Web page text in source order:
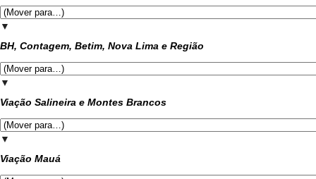
▼
BH, Contagem, Betim, Nova Lima e Região
▼
Viação Salineira e Montes Brancos
▼
Viação Mauá